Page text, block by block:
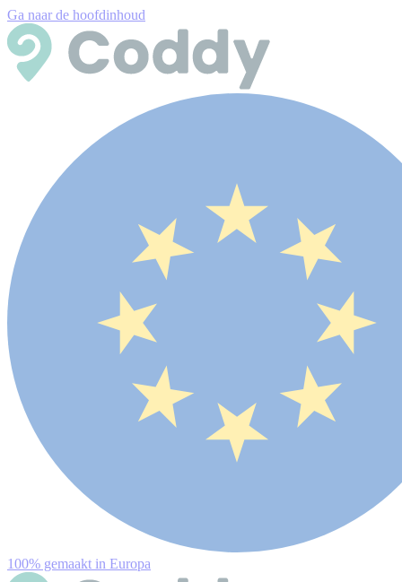
Ga naar de hoofdinhoud
100% gemaakt in Europa